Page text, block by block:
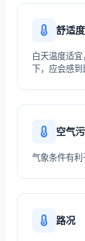
舒适度
白天温度适
下，应会感到
空气
气象条件有利
路况